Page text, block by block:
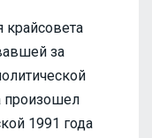
крайсовета
за
произошел
1991 года